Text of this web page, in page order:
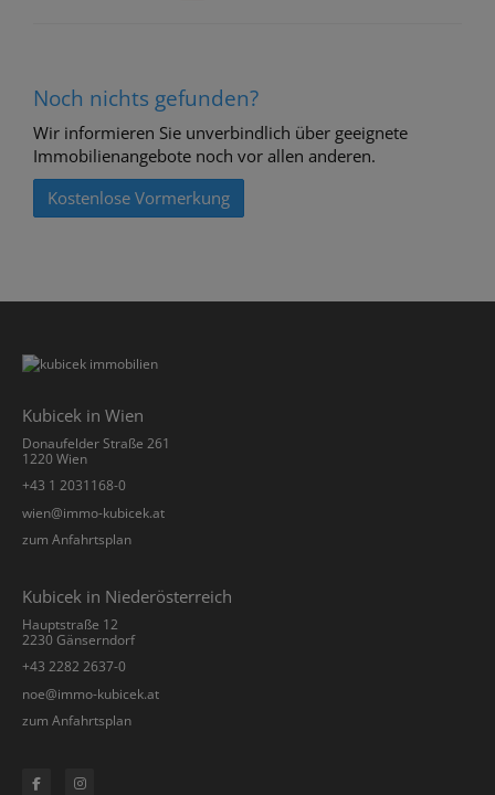
Noch nichts gefunden?
Wir informieren Sie unverbindlich über geeignete
Immobilienangebote noch vor allen anderen.
Kostenlose Vormerkung
Kubicek in Wien
Donaufelder Straße 261
1220 Wien
+43 1 2031168-0
­wien@immo-kubicek.at
zum Anfahrtsplan
Kubicek in Niederösterreich
Hauptstraße 12
2230 Gänserndorf
+43 2282 2637-0
­noe@immo-kubicek.at
zum Anfahrtsplan